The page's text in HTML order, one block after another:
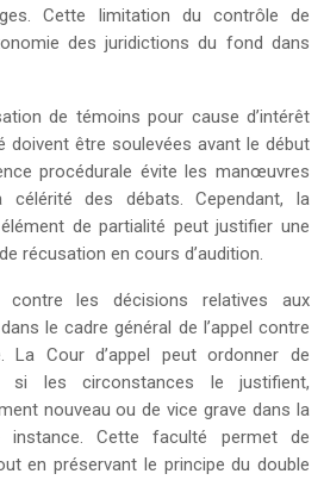
Cette limitation du contrôle de
des juridictions du fond dans
de témoins pour cause d’intérêt
doivent être soulevées avant le début
procédurale évite les manœuvres
des débats. Cependant, la
de partialité peut justifier une
récusation en cours d’audition.
les décisions relatives aux
le cadre général de l’appel contre
La Cour d’appel peut ordonner de
si les circonstances le justifient,
nouveau ou de vice grave dans la
instance. Cette faculté permet de
en préservant le principe du double